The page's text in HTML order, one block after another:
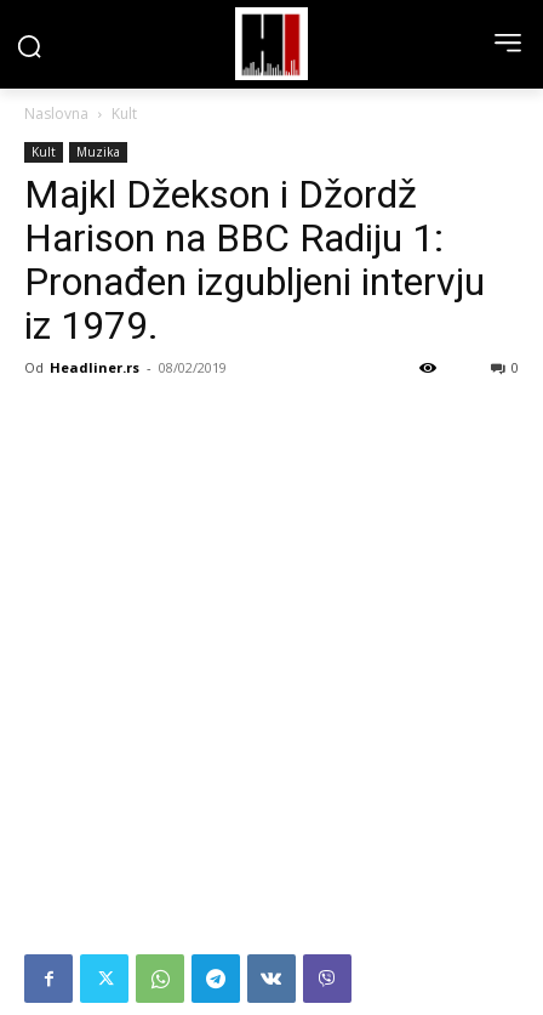
Naslovna Kult
Kult Muzika
Majkl Džekson i Džordž
Harison na BBC Radiju 1:
Pronađen izgubljeni intervju
iz 1979.
Od Headliner.rs - 08/02/2019 0